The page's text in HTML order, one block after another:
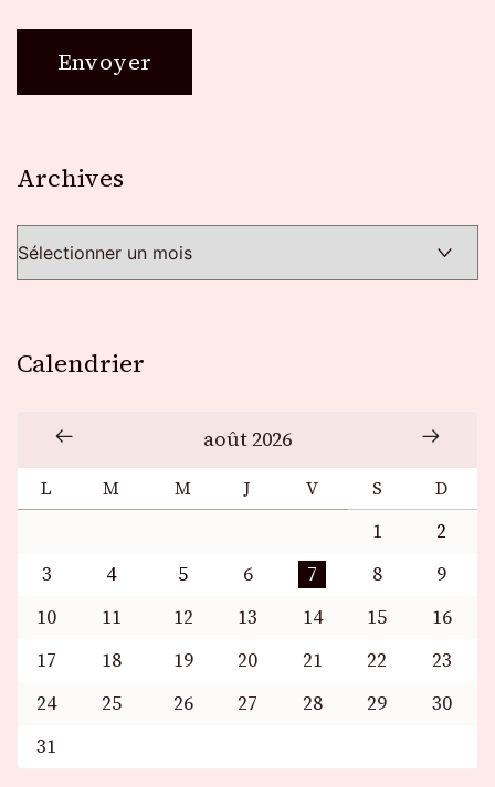
Archives
Calendrier
août 2026
L M M J V S D
1
2
3
4 5 6 7 8
9
10
11 12 13 14 15
16
17
18 19 20 21 22
23
24
25 26 27 28 29
30
31